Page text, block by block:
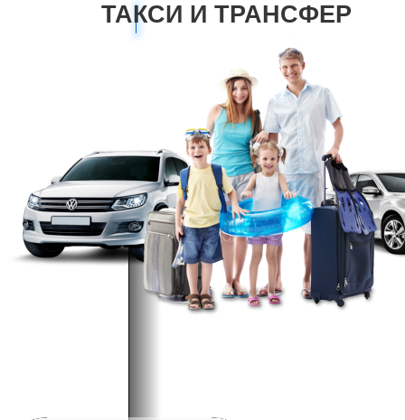
ТАКСИ И ТРАНСФЕР